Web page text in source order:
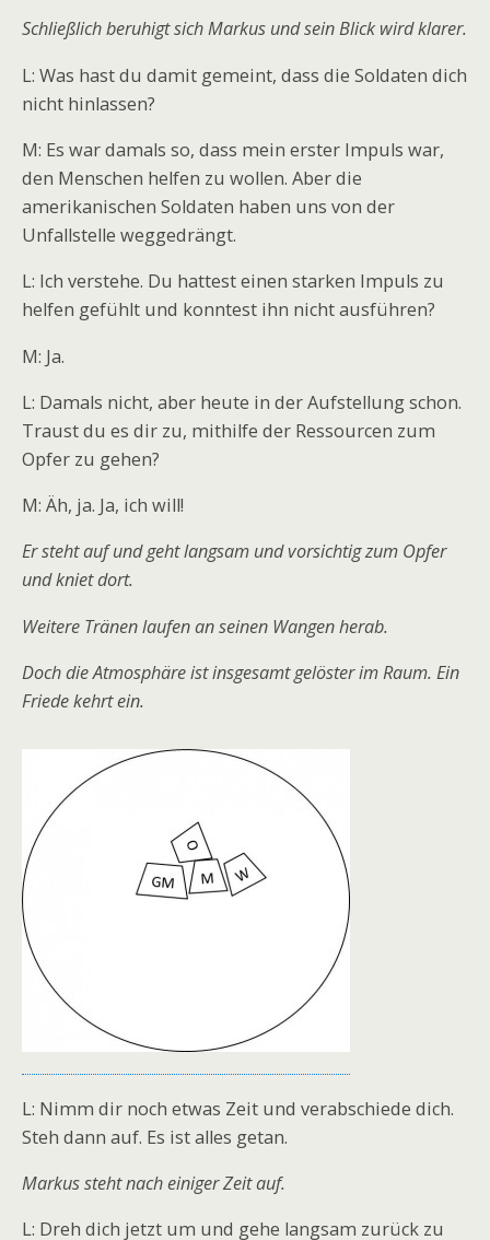
Schließlich beruhigt sich Markus und sein Blick wird klarer.
L: Was hast du damit gemeint, dass die Soldaten dich
nicht hinlassen?
M: Es war damals so, dass mein erster Impuls war,
den Menschen helfen zu wollen. Aber die
amerikanischen Soldaten haben uns von der
Unfallstelle weggedrängt.
L: Ich verstehe. Du hattest einen starken Impuls zu
helfen gefühlt und konntest ihn nicht ausführen?
M: Ja.
L: Damals nicht, aber heute in der Aufstellung schon.
Traust du es dir zu, mithilfe der Ressourcen zum
Opfer zu gehen?
M: Äh, ja. Ja, ich will!
Er steht auf und geht langsam und vorsichtig zum Opfer
und kniet dort.
Weitere Tränen laufen an seinen Wangen herab.
Doch die Atmosphäre ist insgesamt gelöster im Raum. Ein
Friede kehrt ein.
L: Nimm dir noch etwas Zeit und verabschiede dich.
Steh dann auf. Es ist alles getan.
Markus steht nach einiger Zeit auf.
L: Dreh dich jetzt um und gehe langsam zurück zu